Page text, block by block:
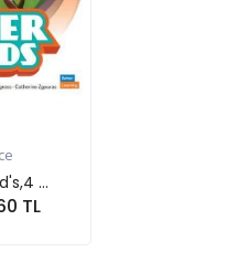
Storyfun for 4,Mover...